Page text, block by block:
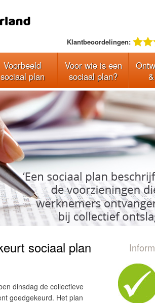
Klantbeoordelingen:
Voorbeeld
sociaal plan
Voor wie is een
sociaal plan?
sociaal plan
dinsdag de collectieve
goedgekeurd. Het plan